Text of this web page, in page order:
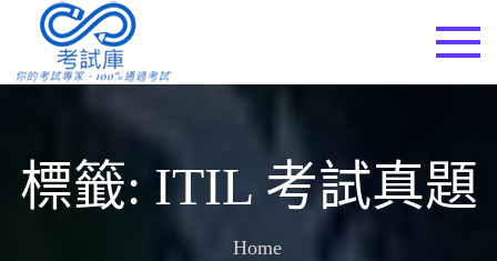
content
標籤: ITIL 考試真題
Home